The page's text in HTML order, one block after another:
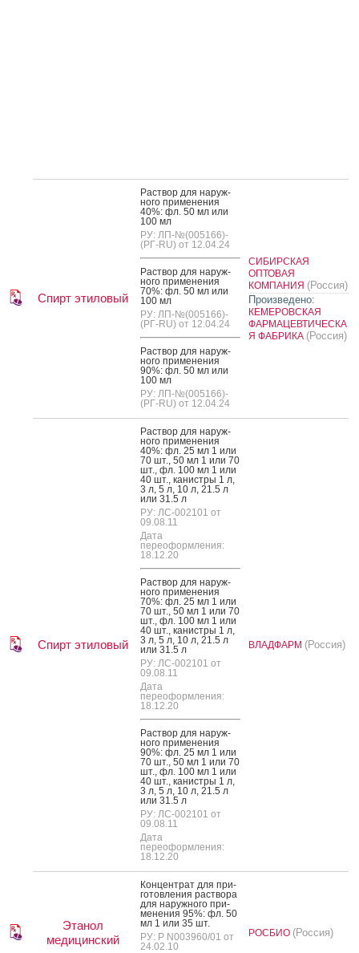
Спирт этиловый
Рас­твор для на­руж­
но­го при­мене­ния
40%: фл. 50 мл или
100 мл
РУ: ЛП-№(005166)-
(РГ-RU) от 12.04.24
Рас­твор для на­руж­
но­го при­мене­ния
70%: фл. 50 мл или
100 мл
РУ: ЛП-№(005166)-
(РГ-RU) от 12.04.24
Рас­твор для на­руж­
но­го при­мене­ния
90%: фл. 50 мл или
100 мл
РУ: ЛП-№(005166)-
(РГ-RU) от 12.04.24
СИБИРСКАЯ
ОПТОВАЯ
КОМПАНИЯ (Россия)
Произведено:
КЕМЕРОВСКАЯ
ФАРМАЦЕВТИЧЕСКА
Я ФАБРИКА (Россия)
Спирт этиловый
Рас­твор для на­руж­
но­го при­мене­ния
40%: фл. 25 мл 1 или
70 шт., 50 мл 1 или 70
шт., фл. 100 мл 1 или
40 шт., ка­нис­тры 1 л,
3 л, 5 л, 10 л, 21.5 л
или 31.5 л
РУ: ЛС-002101 от
09.08.11
Дата
переоформления:
18.12.20
Рас­твор для на­руж­
но­го при­мене­ния
70%: фл. 25 мл 1 или
70 шт., 50 мл 1 или 70
шт., фл. 100 мл 1 или
40 шт., ка­нис­тры 1 л,
3 л, 5 л, 10 л, 21.5 л
или 31.5 л
РУ: ЛС-002101 от
09.08.11
Дата
переоформления:
18.12.20
Рас­твор для на­руж­
но­го при­мене­ния
90%: фл. 25 мл 1 или
70 шт., 50 мл 1 или 70
шт., фл. 100 мл 1 или
40 шт., ка­нис­тры 1 л,
3 л, 5 л, 10 л, 21.5 л
или 31.5 л
РУ: ЛС-002101 от
09.08.11
Дата
переоформления:
18.12.20
ВЛАДФАРМ (Россия)
Этанол
медицинский
Кон­цен­трат для при­
готов­ле­ния рас­тво­ра
для на­руж­но­го при­
мене­ния 95%: фл. 50
мл 1 или 35 шт.
РУ: Р N003960/01 от
24.02.10
РОСБИО (Россия)